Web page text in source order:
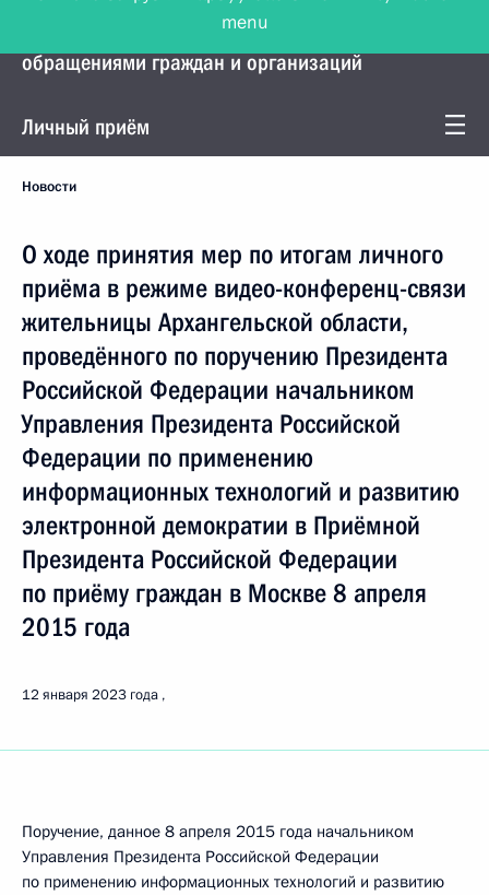
Управление Президента по работе с
обращениями граждан и организаций
Личный приём
Новости
О ходе принятия мер по итогам личного
приёма в режиме видео-конференц-связи
жительницы Архангельской области,
проведённого по поручению Президента
Российской Федерации начальником
Управления Президента Российской
Федерации по применению
информационных технологий и развитию
электронной демократии в Приёмной
Президента Российской Федерации
по приёму граждан в Москве 8 апреля
2015 года
12 января 2023 года
Поручение, данное 8 апреля 2015 года начальником
Управления Президента Российской Федерации
по применению информационных технологий и развитию
menu